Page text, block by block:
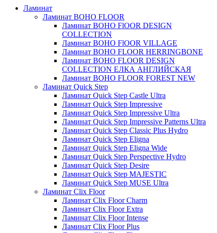
Ламинат
Ламинат BOHO FLOOR
Ламинат BOHO FlOOR DESIGN
COLLECTION
Ламинат BOHO FlOOR VILLAGE
Ламинат BOHO FLOOR HERRINGBONE
Ламинат BOHO FLOOR DESIGN
COLLECTION ЕЛКА АНГЛИЙСКАЯ
Ламинат BOHO FLOOR FOREST NEW
Ламинат Quick Step
Ламинат Quick Step Castle Ultra
Ламинат Quick Step Impressive
Ламинат Quick Step Impressive Ultra
Ламинат Quick Step Impressive Patterns Ultra
Ламинат Quick Step Classic Plus Hydro
Ламинат Quick Step Eligna
Ламинат Quick Step Eligna Wide
Ламинат Quick Step Perspective Hydro
Ламинат Quick Step Desire
Ламинат Quick Step MAJESTIC
Ламинат Quick Step MUSE Ultra
Ламинат Clix Floor
Ламинат Clix Floor Charm
Ламинат Clix Floor Extra
Ламинат Clix Floor Intense
Ламинат Clix Floor Plus